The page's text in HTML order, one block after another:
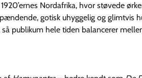
Nord­afrika, hvor støvede
gotisk uhyggelig og glimtvis
publikum hele tiden balancerer